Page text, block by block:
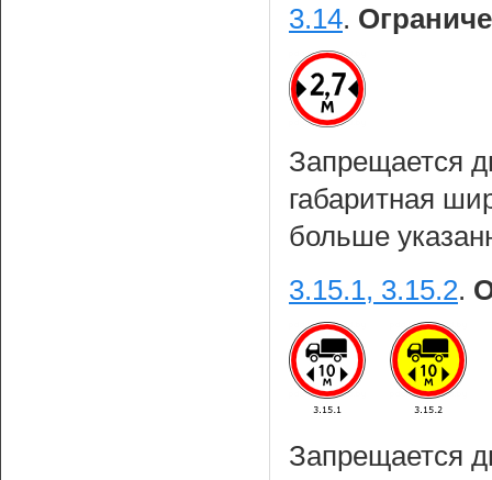
3.14.
Запрещается
габаритная
больше
3.15.1, 3.15.2.
Запрещается